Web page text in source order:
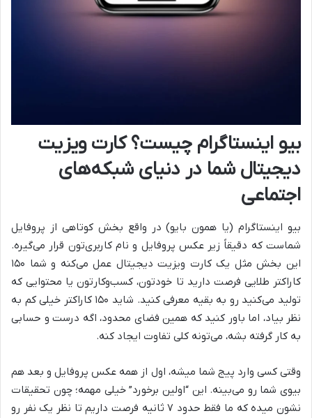
بیو اینستاگرام چیست؟ کارت ویزیت
دیجیتال شما در دنیای شبکه‌های
اجتماعی
بیو اینستاگرام (یا همون بایو) در واقع بخش کوتاهی از پروفایل
شماست که دقیقاً زیر عکس پروفایل و نام کاربری‌تون قرار می‌گیره.
این بخش مثل یک کارت ویزیت دیجیتال عمل می‌کنه و شما ۱۵۰
کاراکتر طلایی فرصت دارید تا خودتون، کسب‌وکارتون یا محتوایی که
تولید می‌کنید رو به بقیه معرفی کنید. شاید ۱۵۰ کاراکتر خیلی کم به
نظر بیاد، اما باور کنید که همین فضای محدود، اگه درست و حسابی
به کار گرفته بشه، می‌تونه کلی تفاوت ایجاد کنه.
وقتی کسی وارد پیج شما میشه، اول از همه عکس پروفایل و بعد هم
بیوی شما رو می‌بینه. این “اولین برخورد” خیلی مهمه؛ چون تحقیقات
نشون میده که ما فقط حدود ۷ ثانیه فرصت داریم تا نظر یک نفر رو